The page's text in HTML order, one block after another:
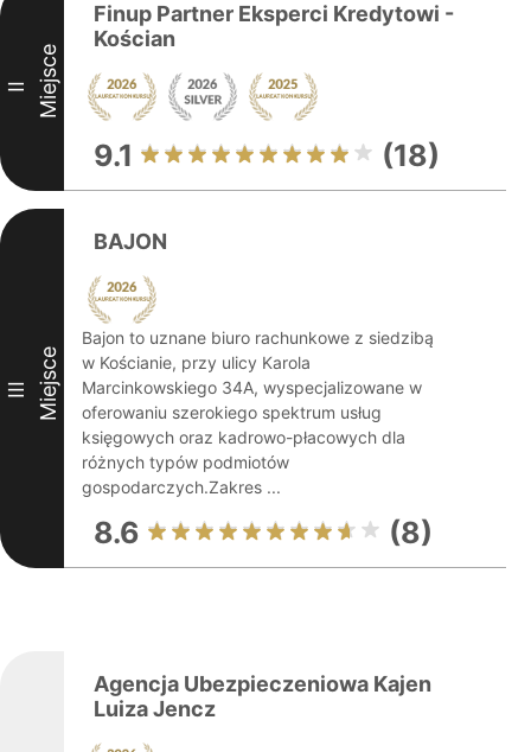
II Miejsce
Finup Partner Eksperci Kredytowi -
Kościan
9.1 (18)
III Miejsce
BAJON
Bajon to uznane biuro rachunkowe z siedzibą
w Kościanie, przy ulicy Karola
Marcinkowskiego 34A, wyspecjalizowane w
oferowaniu szerokiego spektrum usług
księgowych oraz kadrowo-płacowych dla
różnych typów podmiotów
gospodarczych.Zakres ...
8.6 (8)
Agencja Ubezpieczeniowa Kajen
Luiza Jencz